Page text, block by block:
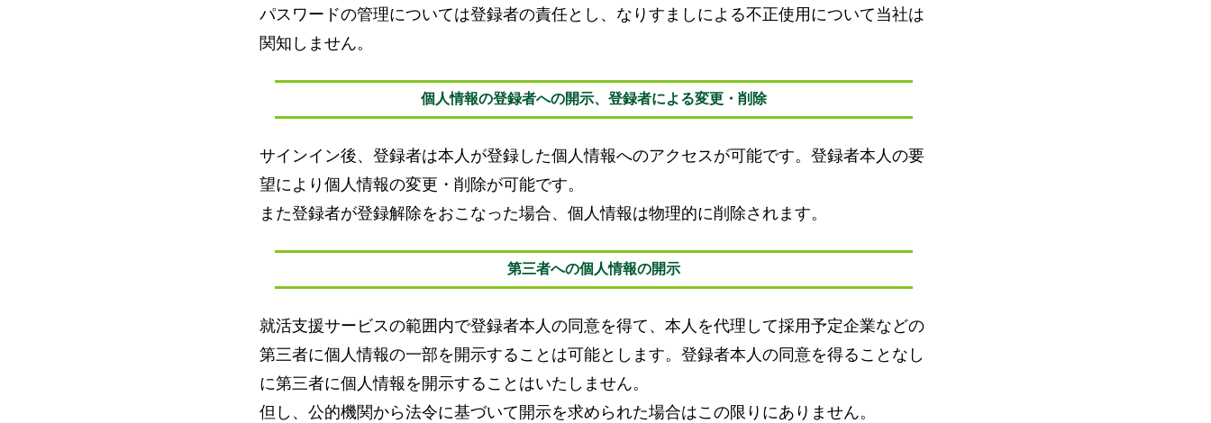
パスワードの管理については登録者の責任とし、なりすましによる不正使用について当社は
関知しません。
個人情報の登録者への開示、登録者による変更・削除
サインイン後、登録者は本人が登録した個人情報へのアクセスが可能です。登録者本人の要
望により個人情報の変更・削除が可能です。
また登録者が登録解除をおこなった場合、個人情報は物理的に削除されます。
第三者への個人情報の開示
就活支援サービスの範囲内で登録者本人の同意を得て、本人を代理して採用予定企業などの
第三者に個人情報の一部を開示することは可能とします。登録者本人の同意を得ることなし
に第三者に個人情報を開示することはいたしません。
但し、公的機関から法令に基づいて開示を求められた場合はこの限りにありません。